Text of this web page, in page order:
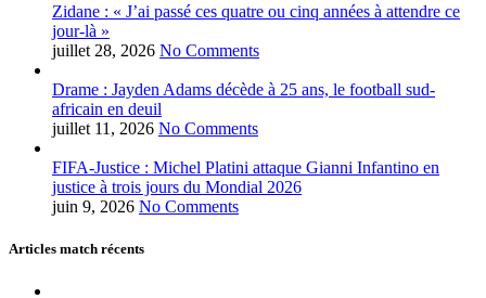
Zidane : « J’ai passé ces quatre ou cinq années à attendre ce
jour-là »
juillet 28, 2026 No Comments
Drame : Jayden Adams décède à 25 ans, le football sud-
africain en deuil
juillet 11, 2026 No Comments
FIFA-Justice : Michel Platini attaque Gianni Infantino en
justice à trois jours du Mondial 2026
juin 9, 2026 No Comments
Articles match récents